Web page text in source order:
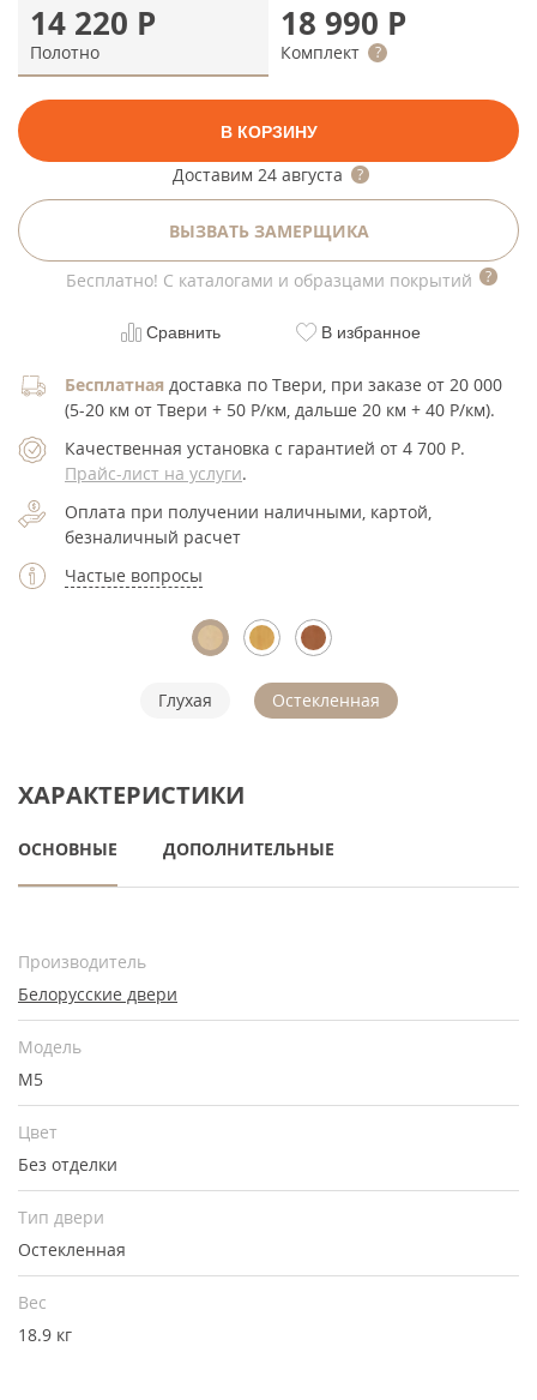
14 220 Р
Полотно
18 990 Р
Комплект
В КОРЗИНУ
Доставим 24 августа
ВЫЗВАТЬ ЗАМЕРЩИКА
Бесплатно! С каталогами и образцами покрытий
Сравнить В избранное
Бесплатная доставка по Твери, при заказе от 20 000
(5-20 км от Твери + 50 Р/км, дальше 20 км + 40 Р/км).
Качественная установка с гарантией от 4 700 Р.
Прайс-лист на услуги.
Оплата при получении наличными, картой,
безналичный расчет
Частые вопросы
Глухая Остекленная
ХАРАКТЕРИСТИКИ
ОСНОВНЫЕ ДОПОЛНИТЕЛЬНЫЕ
Производитель
Белорусские двери
Модель
М5
Цвет
Без отделки
Тип двери
Остекленная
Вес
18.9 кг